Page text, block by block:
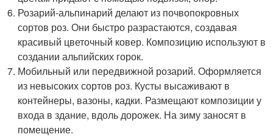
Розарий-альпинарий делают из почвопокровных
сортов роз. Они быстро разрастаются, создавая
красивый цветочный ковер. Композицию используют в
создании альпийских горок.
Мобильный или передвижной розарий. Оформляется
из невысоких сортов роз. Кусты высаживают в
контейнеры, вазоны, кадки. Размещают композиции у
входа в здание, вдоль дорожек. На зиму заносят в
помещение.